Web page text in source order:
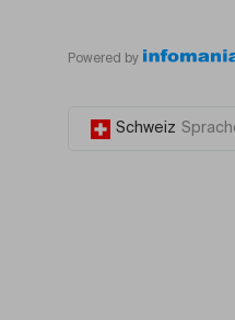
Powered by
Schweiz